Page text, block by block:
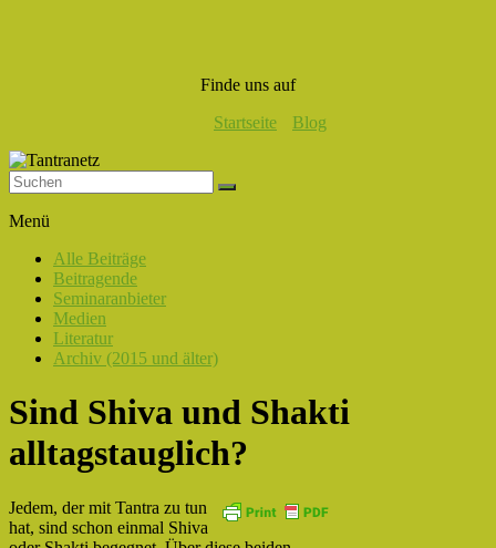
Finde uns auf
Startseite
Blog
Liebe,
Eros
Tantra
Menü
Alle Beiträge
Beitragende
Seminaranbieter
Medien
Literatur
Archiv (2015 und älter)
Sind Shiva und Shakti
alltagstauglich?
Jedem, der mit Tantra zu tun
hat, sind schon einmal Shiva